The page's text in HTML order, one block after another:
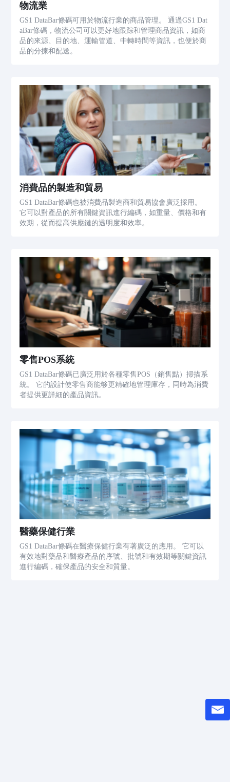
物流業
GS1 DataBar條碼可用於物流行業的商品管理。 通過GS1 Dat
aBar條碼，物流公司可以更好地跟踪和管理商品資訊，如商
品的來源、目的地、運輸管道、中轉時間等資訊，也便於商
品的分揀和配送。
消費品的製造和貿易
GS1 DataBar條碼也被消費品製造商和貿易協會廣泛採用。
它可以對產品的所有關鍵資訊進行編碼，如重量、價格和有
效期，從而提高供應鏈的透明度和效率。
零售POS系統
GS1 DataBar條碼已廣泛用於各種零售POS（銷售點）掃描系
統。 它的設計使零售商能够更精確地管理庫存，同時為消費
者提供更詳細的產品資訊。
醫藥保健行業
GS1 DataBar條碼在醫療保健行業有著廣泛的應用。 它可以
有效地對藥品和醫療產品的序號、批號和有效期等關鍵資訊
進行編碼，確保產品的安全和質量。